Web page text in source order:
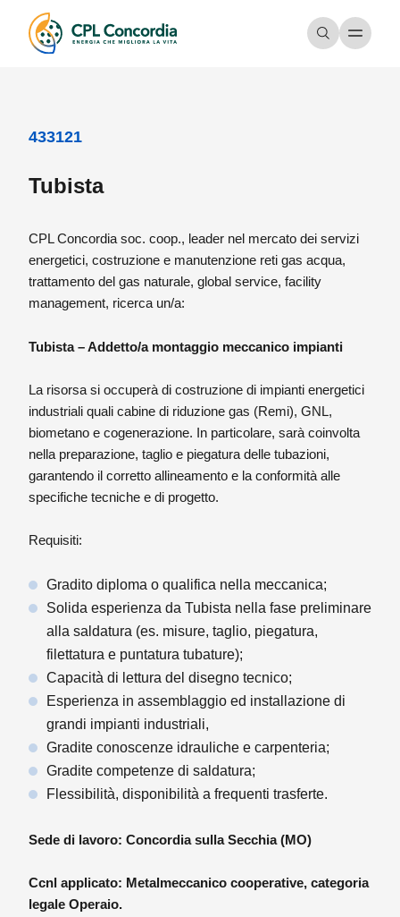
433121
Tubista
CPL Concordia soc. coop., leader nel mercato dei servizi
energetici, costruzione e manutenzione reti gas acqua,
trattamento del gas naturale, global service, facility
management, ricerca un/a:
Tubista – Addetto/a montaggio meccanico impianti
La risorsa si occuperà di costruzione di impianti energetici
industriali quali cabine di riduzione gas (Remi), GNL,
biometano e cogenerazione. In particolare, sarà coinvolta
nella preparazione, taglio e piegatura delle tubazioni,
garantendo il corretto allineamento e la conformità alle
specifiche tecniche e di progetto.
Requisiti:
Gradito diploma o qualifica nella meccanica;
Solida esperienza da Tubista nella fase preliminare
alla saldatura (es. misure, taglio, piegatura,
filettatura e puntatura tubature);
Capacità di lettura del disegno tecnico;
Esperienza in assemblaggio ed installazione di
grandi impianti industriali,
Gradite conoscenze idrauliche e carpenteria;
Gradite competenze di saldatura;
Flessibilità, disponibilità a frequenti trasferte.
Sede di lavoro: Concordia sulla Secchia (MO)
Ccnl applicato: Metalmeccanico cooperative, categoria
legale Operaio.